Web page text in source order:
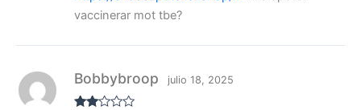
vaccinerar mot tbe?
Bobbybroop julio 18, 2025